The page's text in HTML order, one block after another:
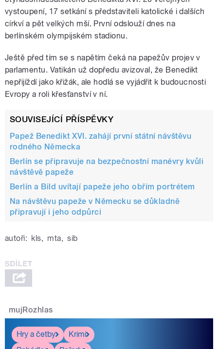
vystoupení, 17 setkání s představiteli katolické i dalších
církví a pět velkých mší. První odslouží dnes na
berlínském olympijském stadionu.
Ještě před tím se s napětím čeká na papežův projev v
parlamentu. Vatikán už dopředu avizoval, že Benedikt
nepřijíždí jako křižák, ale hodlá se vyjádřit k budoucnosti
Evropy a roli křesťanství v ní.
SOUVISEJÍCÍ PŘÍSPĚVKY
Papež Benedikt XVI. zahájí první státní návštěvu
rodného Německa
Berlín se připravuje na bezpečnostní manévry kvůli
návštěvě papeže
Berlín a Bild uvítají papeže jeho obřím portrétem
Na návštěvu papeže v Německu se důkladně
připravují i jeho odpůrci
autoři: kls, mta, sib
mujRozhlas
Hry a četby
Krimi